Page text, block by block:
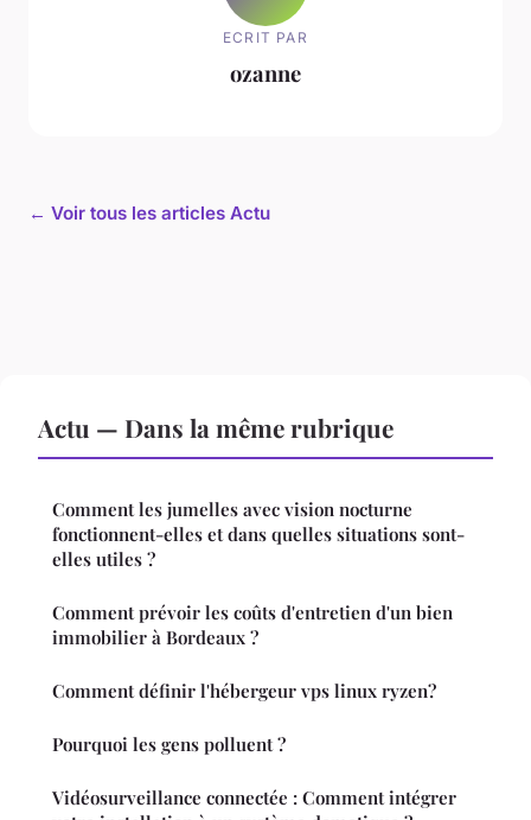
ECRIT PAR
ozanne
← Voir tous les articles Actu
Actu — Dans la même rubrique
Comment les jumelles avec vision nocturne
fonctionnent-elles et dans quelles situations sont-
elles utiles ?
Comment prévoir les coûts d'entretien d'un bien
immobilier à Bordeaux ?
Comment définir l'hébergeur vps linux ryzen?
Pourquoi les gens polluent ?
Vidéosurveillance connectée : Comment intégrer